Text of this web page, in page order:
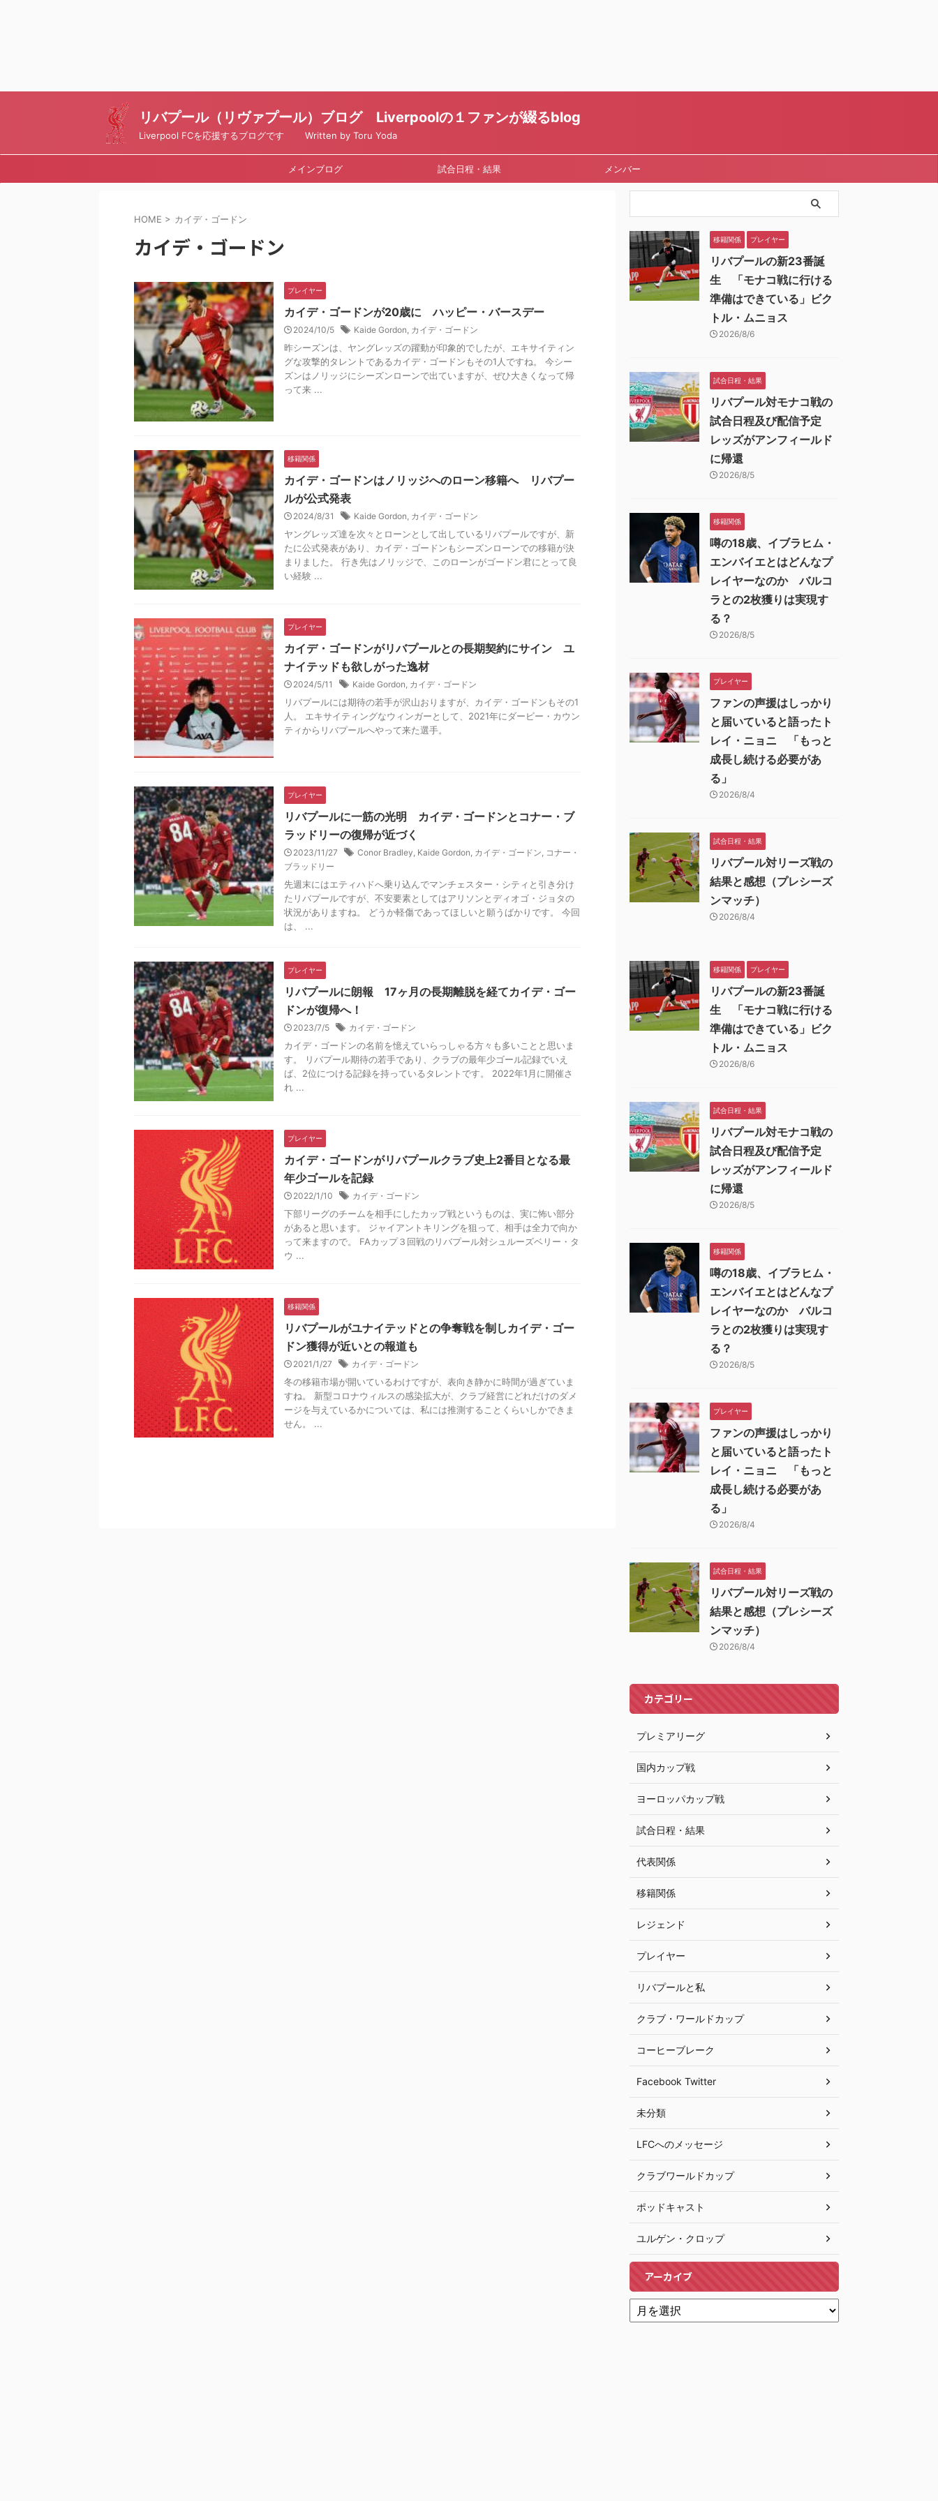
リバプール（リヴァプール）ブログ Liverpoolの１ファンが綴るblog
Liverpool FCを応援するブログです Written by Toru Yoda
メインブログ 試合日程・結果 メンバー
HOME > カイデ・ゴードン
カイデ・ゴードン
プレイヤー
カイデ・ゴードンが20歳に ハッピー・バースデー
2024/10/5 Kaide Gordon, カイデ・ゴードン
昨シーズンは、ヤングレッズの躍動が印象的でしたが、エキサイティン
グな攻撃的タレントであるカイデ・ゴードンもその1人ですね。 今シー
ズンはノリッジにシーズンローンで出ていますが、ぜひ大きくなって帰
って来 ...
移籍関係
カイデ・ゴードンはノリッジへのローン移籍へ リバプー
ルが公式発表
2024/8/31 Kaide Gordon, カイデ・ゴードン
ヤングレッズ達を次々とローンとして出しているリバプールですが、新
たに公式発表があり、カイデ・ゴードンもシーズンローンでの移籍が決
まりました。 行き先はノリッジで、このローンがゴードン君にとって良
い経験 ...
プレイヤー
カイデ・ゴードンがリバプールとの長期契約にサイン ユ
ナイテッドも欲しがった逸材
2024/5/11 Kaide Gordon, カイデ・ゴードン
リバプールには期待の若手が沢山おりますが、カイデ・ゴードンもその1
人。 エキサイティングなウィンガーとして、2021年にダービー・カウン
ティからリバプールへやって来た選手。
プレイヤー
リバプールに一筋の光明 カイデ・ゴードンとコナー・ブ
ラッドリーの復帰が近づく
2023/11/27 Conor Bradley, Kaide Gordon, カイデ・ゴードン, コナー・
ブラッドリー
先週末にはエティハドへ乗り込んでマンチェスター・シティと引き分け
たリバプールですが、不安要素としてはアリソンとディオゴ・ジョタの
状況がありますね。 どうか軽傷であってほしいと願うばかりです。 今回
は、 ...
プレイヤー
リバプールに朗報 17ヶ月の長期離脱を経てカイデ・ゴー
ドンが復帰へ！
2023/7/5 カイデ・ゴードン
カイデ・ゴードンの名前を憶えていらっしゃる方々も多いことと思いま
す。 リバプール期待の若手であり、クラブの最年少ゴール記録でいえ
ば、2位につける記録を持っているタレントです。 2022年1月に開催さ
れ ...
プレイヤー
カイデ・ゴードンがリバプールクラブ史上2番目となる最
年少ゴールを記録
2022/1/10 カイデ・ゴードン
下部リーグのチームを相手にしたカップ戦というものは、実に怖い部分
があると思います。 ジャイアントキリングを狙って、相手は全力で向か
って来ますので。 FAカップ３回戦のリバプール対シュルーズベリー・タ
ウ ...
移籍関係
リバプールがユナイテッドとの争奪戦を制しカイデ・ゴー
ドン獲得が近いとの報道も
2021/1/27 カイデ・ゴードン
冬の移籍市場が開いているわけですが、表向き静かに時間が過ぎていま
すね。 新型コロナウィルスの感染拡大が、クラブ経営にどれだけのダメ
ージを与えているかについては、私には推測することくらいしかできま
せん。 ...
移籍関係 プレイヤー
リバプールの新23番誕
生 「モナコ戦に行ける
準備はできている」ビク
トル・ムニョス
2026/8/6
試合日程・結果
リバプール対モナコ戦の
試合日程及び配信予定
レッズがアンフィールド
に帰還
2026/8/5
移籍関係
噂の18歳、イブラヒム・
エンバイエとはどんなプ
レイヤーなのか バルコ
ラとの2枚獲りは実現す
る？
2026/8/5
プレイヤー
ファンの声援はしっかり
と届いていると語ったト
レイ・ニョニ 「もっと
成長し続ける必要があ
る」
2026/8/4
試合日程・結果
リバプール対リーズ戦の
結果と感想（プレシーズ
ンマッチ）
2026/8/4
移籍関係 プレイヤー
リバプールの新23番誕
生 「モナコ戦に行ける
準備はできている」ビク
トル・ムニョス
2026/8/6
試合日程・結果
リバプール対モナコ戦の
試合日程及び配信予定
レッズがアンフィールド
に帰還
2026/8/5
移籍関係
噂の18歳、イブラヒム・
エンバイエとはどんなプ
レイヤーなのか バルコ
ラとの2枚獲りは実現す
る？
2026/8/5
プレイヤー
ファンの声援はしっかり
と届いていると語ったト
レイ・ニョニ 「もっと
成長し続ける必要があ
る」
2026/8/4
試合日程・結果
リバプール対リーズ戦の
結果と感想（プレシーズ
ンマッチ）
2026/8/4
カテゴリー
プレミアリーグ
国内カップ戦
ヨーロッパカップ戦
試合日程・結果
代表関係
移籍関係
レジェンド
プレイヤー
リバプールと私
クラブ・ワールドカップ
コーヒーブレーク
Facebook Twitter
未分類
LFCへのメッセージ
クラブワールドカップ
ポッドキャスト
ユルゲン・クロップ
アーカイブ